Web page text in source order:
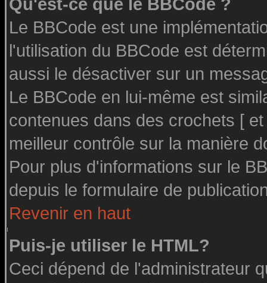
Qu'est-ce que le BBCode ?
Le BBCode est une
l'utilisation du BBCode est
aussi le désactiver sur un
Le BBCode en lui-même est
contenues dans des crochets [
meilleur contrôle sur la manière
Pour plus d'informations sur le
depuis le formulaire de
Revenir en haut
Puis-je utiliser le HTML?
Ceci dépend de l'administrateur